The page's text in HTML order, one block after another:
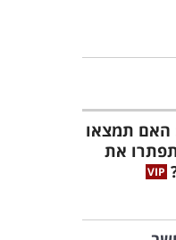
האם תמצאו
את